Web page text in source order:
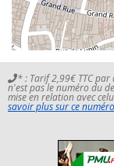
* : Tarif 2,99€ TTC
n'est pas le numéro du
mise en relation avec
savoir plus sur ce